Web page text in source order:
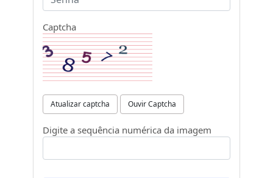
Captcha
Atualizar captcha Ouvir Captcha
Digite a sequência numérica da imagem